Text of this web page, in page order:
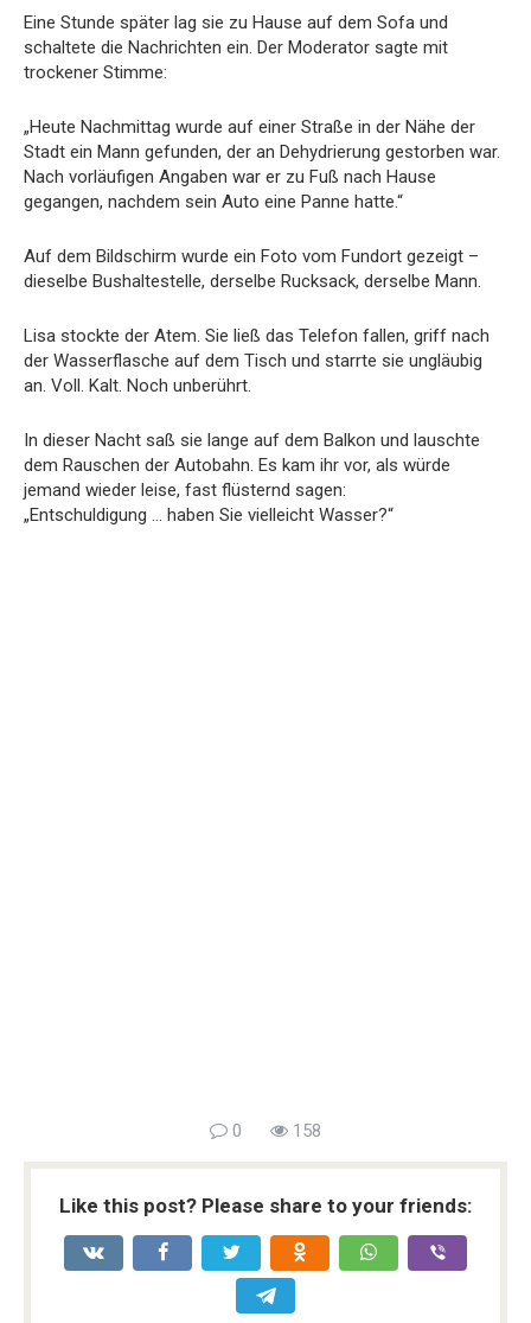
Eine Stunde später lag sie zu Hause auf dem Sofa und
schaltete die Nachrichten ein. Der Moderator sagte mit
trockener Stimme:
„Heute Nachmittag wurde auf einer Straße in der Nähe der
Stadt ein Mann gefunden, der an Dehydrierung gestorben war.
Nach vorläufigen Angaben war er zu Fuß nach Hause
gegangen, nachdem sein Auto eine Panne hatte.“
Auf dem Bildschirm wurde ein Foto vom Fundort gezeigt –
dieselbe Bushaltestelle, derselbe Rucksack, derselbe Mann.
Lisa stockte der Atem. Sie ließ das Telefon fallen, griff nach
der Wasserflasche auf dem Tisch und starrte sie ungläubig
an. Voll. Kalt. Noch unberührt.
In dieser Nacht saß sie lange auf dem Balkon und lauschte
dem Rauschen der Autobahn. Es kam ihr vor, als würde
jemand wieder leise, fast flüsternd sagen:
„Entschuldigung … haben Sie vielleicht Wasser?“
0 158
Like this post? Please share to your friends: